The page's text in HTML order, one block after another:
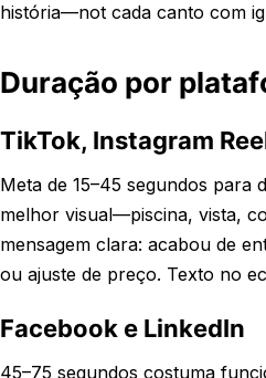
história—not cada canto com
Duração por
TikTok, Instagram
Meta de 15–45 segundos para
melhor visual—piscina, vista,
mensagem clara: acabou de
ou ajuste de preço. Texto no
Facebook e LinkedIn
45–75 segundos costuma